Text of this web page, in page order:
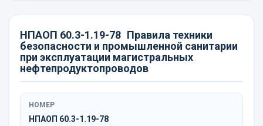
НПАОП 60.3-1.19-78 Правила техники
безопасности и промышленной санитарии
при эксплуатации магистральных
нефтепродуктопроводов
НОМЕР
НПАОП 60.3-1.19-78